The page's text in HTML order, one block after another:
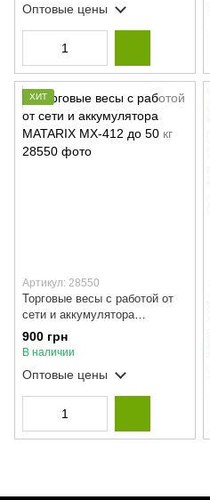
Оптовые цены
ХИТ
Артикул: 28550
Торговые весы с работой от
сети и аккумулятора
MATARIX MX-412 до 50 кг
900 грн
В наличии
Оптовые цены